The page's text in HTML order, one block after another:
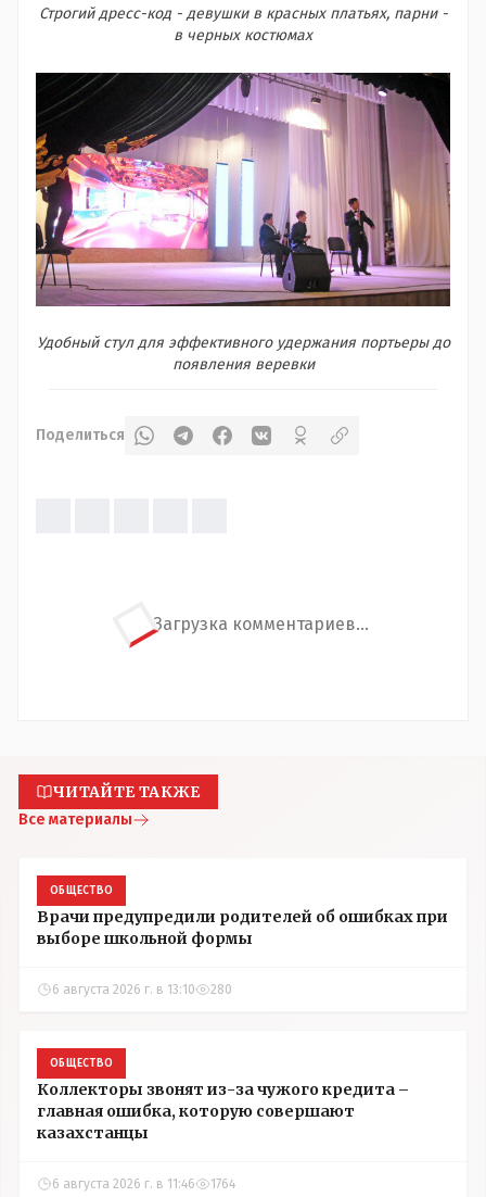
Строгий дресс-код - девушки в красных платьях, парни -
в черных костюмах
Удобный стул для эффективного удержания портьеры до
появления веревки
Поделиться
Загрузка комментариев...
ЧИТАЙТЕ ТАКЖЕ
Все материалы
ОБЩЕСТВО
Врачи предупредили родителей об ошибках при
выборе школьной формы
6 августа 2026 г. в 13:10 280
ОБЩЕСТВО
Коллекторы звонят из-за чужого кредита –
главная ошибка, которую совершают
казахстанцы
6 августа 2026 г. в 11:46 1764